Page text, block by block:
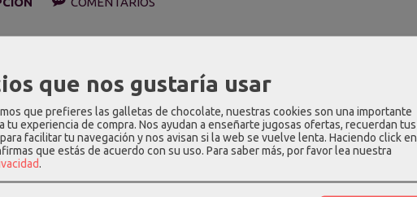
: 63% algodón - 36% poliéster - 1% elastano.
(cm):
Cintura Cadera
que nos gustaría usar
que prefieres las galletas de chocolate, nuestras cookies son una importante
tu experiencia de compra. Nos ayudan a enseñarte jugosas ofertas, recuerdan tus
facilitar tu navegación y nos avisan si la web se vuelve lenta. Haciendo click en
que estás de acuerdo con su uso. Para saber más, por favor lea nuestra
.